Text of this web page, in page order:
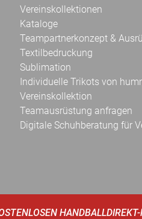
Vereinskollektionen
Kataloge
Teampartnerkonzept &
Textilbedruckung
Sublimation
Individuelle Trikots von
Vereinskollektion
Teamausrüstung anfragen
Digitale Schuhberatung für